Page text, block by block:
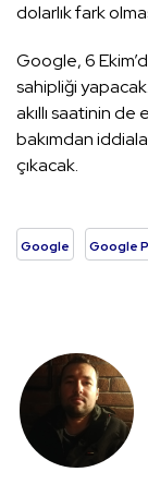
dolarlık fark
Google, 6
sahipliği
akıllı saatinin
bakımdan
çıkacak.
Google Google